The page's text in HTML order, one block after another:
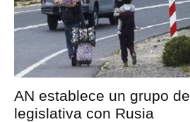
AN establece un grupo
legislativa con Rusia